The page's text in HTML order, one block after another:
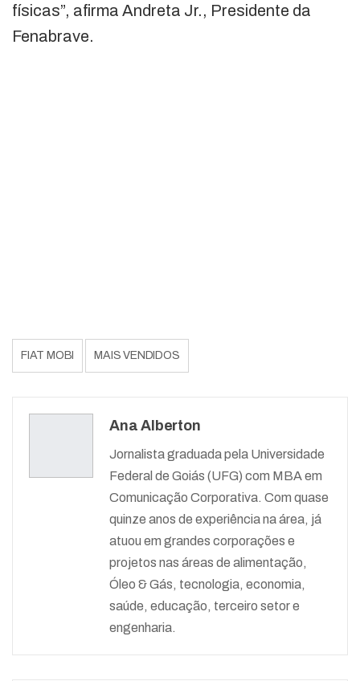
físicas”, afirma Andreta Jr., Presidente da
Fenabrave.
FIAT MOBI MAIS VENDIDOS
Ana Alberton
Jornalista graduada pela Universidade
Federal de Goiás (UFG) com MBA em
Comunicação Corporativa. Com quase
quinze anos de experiência na área, já
atuou em grandes corporações e
projetos nas áreas de alimentação,
Óleo & Gás, tecnologia, economia,
saúde, educação, terceiro setor e
engenharia.